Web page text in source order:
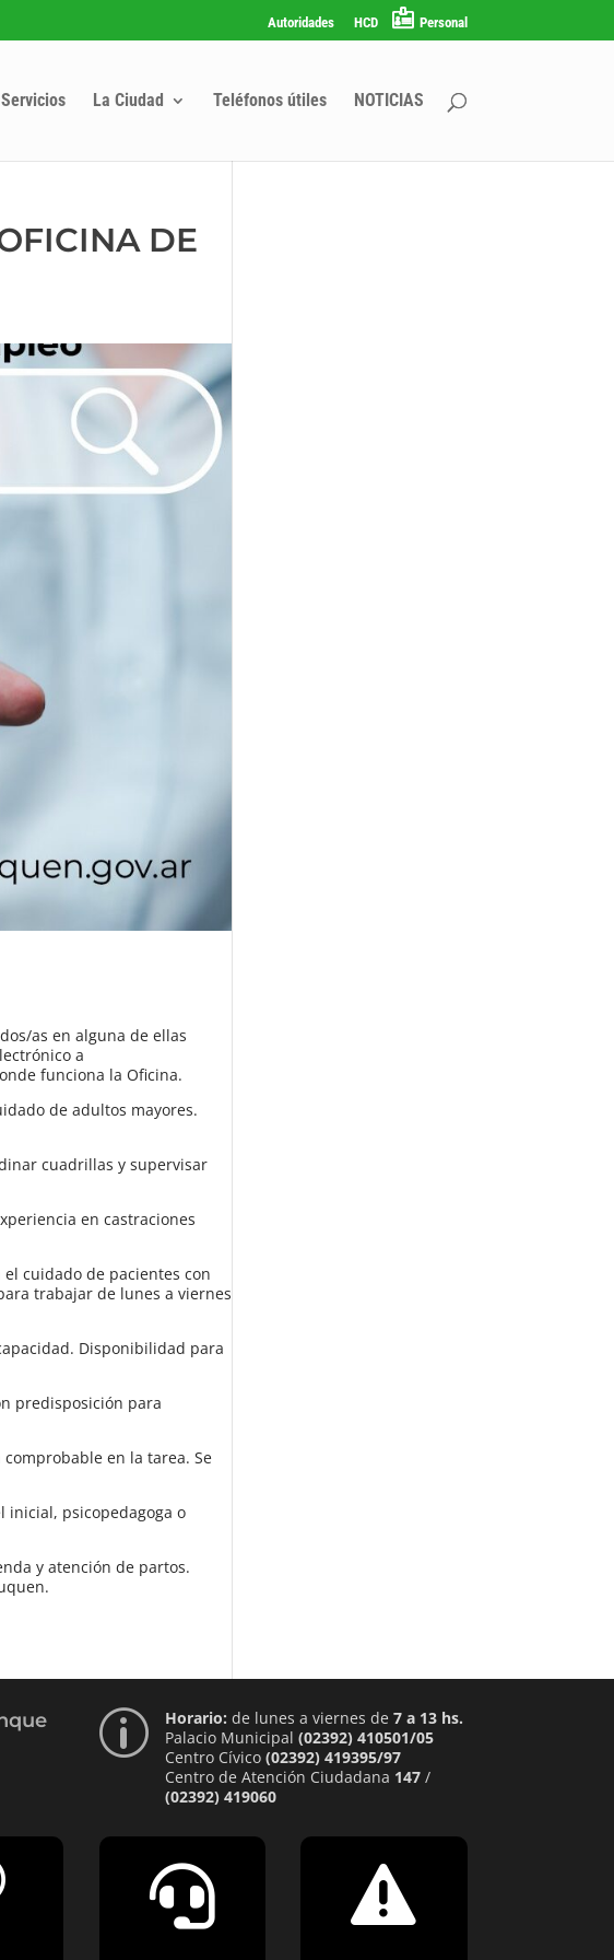
Autoridades HCD Personal
La Ciudad Teléfonos útiles NOTICIAS
DE
as en alguna de ellas
a
funciona la Oficina.
de adultos mayores.
cuadrillas y supervisar
en castraciones
el cuidado de pacientes con
trabajar de lunes a viernes
Disponibilidad para
predisposición para
comprobable en la tarea. Se
inicial, psicopedagoga o
y atención de partos.
p Horario: de lunes a viernes de 7 a 13 hs.
Palacio Municipal (02392) 410501/05
Centro Cívico (02392) 419395/97
Centro de Atención Ciudadana 147/
(02392) 419060
 